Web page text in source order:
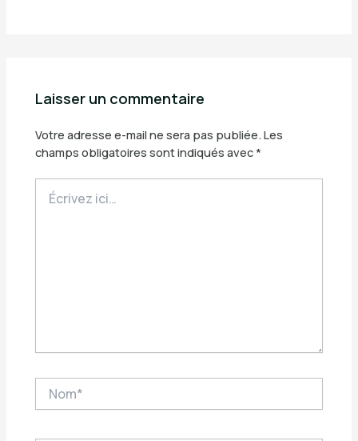
Laisser un commentaire
Votre adresse e-mail ne sera pas publiée. Les
champs obligatoires sont indiqués avec *
ici…